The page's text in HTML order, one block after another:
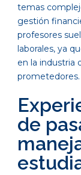
temas
gestión
profesores
laborales, ya
en la industria
prometedores.
de